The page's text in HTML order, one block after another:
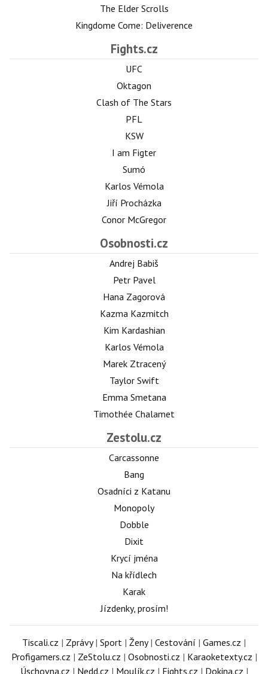
The Elder Scrolls
Kingdome Come: Deliverence
Fights.cz
UFC
Oktagon
Clash of The Stars
PFL
KSW
I am Figter
Sumó
Karlos Vémola
Jiří Procházka
Conor McGregor
Osobnosti.cz
Andrej Babiš
Petr Pavel
Hana Zagorová
Kazma Kazmitch
Kim Kardashian
Karlos Vémola
Marek Ztracený
Taylor Swift
Emma Smetana
Timothée Chalamet
Zestolu.cz
Carcassonne
Bang
Osadníci z Katanu
Monopoly
Dobble
Dixit
Krycí jména
Na křídlech
Karak
Jízdenky, prosím!
Tiscali.cz | Zprávy| Sport | Ženy| Cestování | Games.cz |
Profigamers.cz | ZeStolu.cz | Osobnosti.cz | Karaoketexty.cz |
Úschovna.cz | Nedd.cz | Moulík.cz | Fights.cz | Dokina.cz |